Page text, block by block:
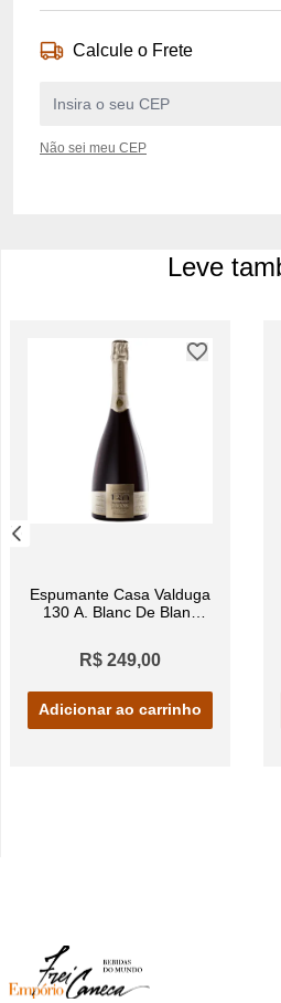
Calcule o Frete
Não sei meu CEP
Leve
Espumante Casa Valduga
130 A. Blanc De Blanc
R$ 249,00
Adicionar ao carrinho